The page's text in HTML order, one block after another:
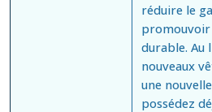
réduire le
promouvoir
durable. Au
nouveaux
une
possédez